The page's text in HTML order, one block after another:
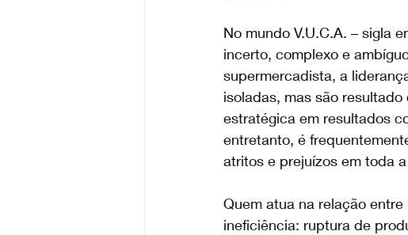
No mundo V.U.C.A. – sigla
incerto, complexo e
supermercadista, a
isoladas, mas são
estratégica em resultados
entretanto, é
atritos e prejuízos em toda
Quem atua na relação
ineficiência: ruptura de